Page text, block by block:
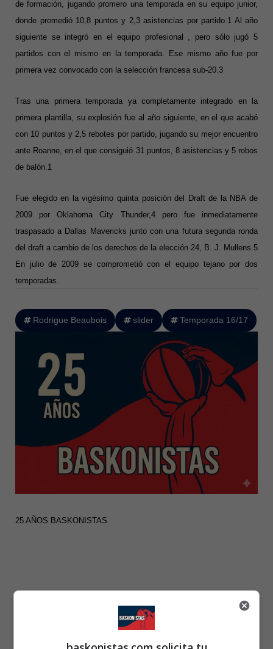
de formación, jugando promero una temporada en su equipo junior,
donde promedió 10,8 puntos y 2,3 asistencias por partido.1 Al año
siguiente se integró en el equipo profesional , pero sólo jugó 5
partidos con el mismo en la temporada. Ese mismo año fue por
primera vez convocado con la selección francesa sub-20.3
Tras una primera temporada ya completamente integrado en la
primera plantilla, su explosión fue al año siguiente, en el que acabó
con 10 puntos y 2,5 rebotes por partido, jugando su mejor encuentro
ante Roanne, en el que consiguió 31 puntos, 8 asistencias y 5 robos
de balón.1
Fue elegido en la vigésimo quinta posición del Draft de la NBA de
2009 por Oklahoma City Thunder,4 pero fue inmediatamente
traspasado a Dallas Mavericks junto con una futura segunda ronda
del draft a cambio de los derechos de la elección 24, B. J. Mullens.5
En julio de 2009 se comprometió con el equipo tejano por dos
temporadas.
Rodrigue Beaubois slider Temporada 16/17
25 AÑOS BASKONISTAS